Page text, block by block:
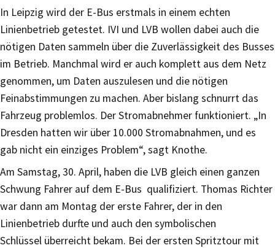
In Leipzig wird der E-Bus erstmals in einem echten
Linienbetrieb getestet. IVI und LVB wollen dabei auch die
nötigen Daten sammeln über die Zuverlässigkeit des Busses
im Betrieb. Manchmal wird er auch komplett aus dem Netz
genommen, um Daten auszulesen und die nötigen
Feinabstimmungen zu machen. Aber bislang schnurrt das
Fahrzeug problemlos. Der Stromabnehmer funktioniert. „In
Dresden hatten wir über 10.000 Stromabnahmen, und es
gab nicht ein einziges Problem“, sagt Knothe.
Am Samstag, 30. April, haben die LVB gleich einen ganzen
Schwung Fahrer auf dem E-Bus qualifiziert. Thomas Richter
war dann am Montag der erste Fahrer, der in den
Linienbetrieb durfte und auch den symbolischen
Schlüssel überreicht bekam. Bei der ersten Spritztour mit